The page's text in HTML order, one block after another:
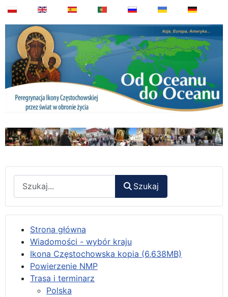
Szukaj
Strona główna
Wiadomości - wybór kraju
Ikona Częstochowska kopia (6,638MB)
Powierzenie NMP
Trasa i terminarz
Polska